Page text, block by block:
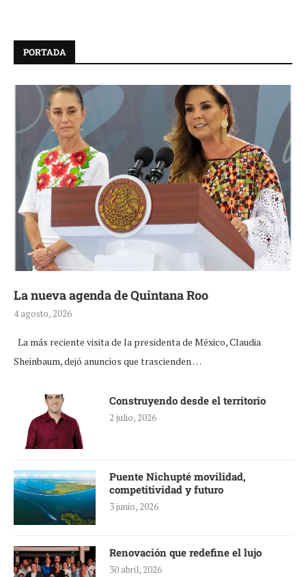
PORTADA
La nueva agenda de Quintana Roo
4 agosto, 2026
La más reciente visita de la presidenta de México, Claudia
Sheinbaum, dejó anuncios que trascienden …
Construyendo desde el territorio
2 julio, 2026
Puente Nichupté movilidad,
competitividad y futuro
3 junio, 2026
Renovación que redefine el lujo
30 abril, 2026